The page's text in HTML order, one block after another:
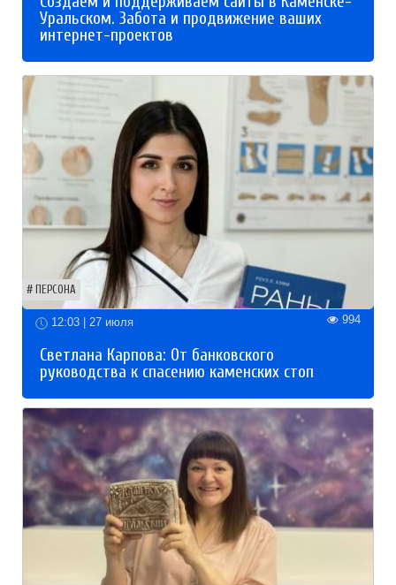
Уральском. Забота и продвижение ваших
интернет-проектов
ПЕРСОНА
12:03 | 27 июля 994
Светлана Карпова: От банковского
руководства к спасению каменских стоп